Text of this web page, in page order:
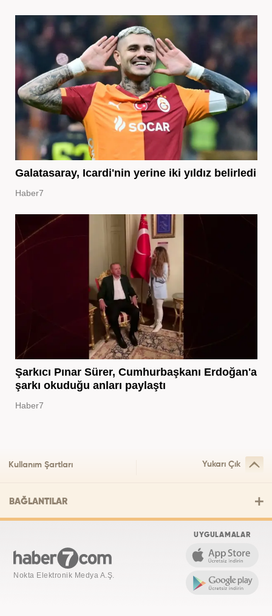
Galatasaray, Icardi'nin yerine iki yıldız belirledi
Haber7
Şarkıcı Pınar Sürer, Cumhurbaşkanı Erdoğan'a
şarkı okuduğu anları paylaştı
Haber7
Kullanım Şartları Yukarı Çık
BAĞLANTILAR
Nokta Elektronik Medya A.Ş.
UYGULAMALAR